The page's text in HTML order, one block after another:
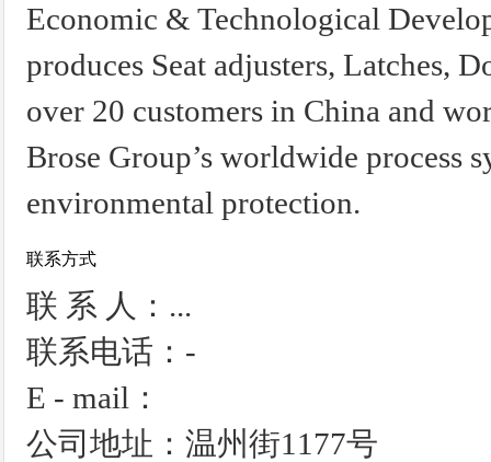
Economic & Technological
produces Seat adjusters, Latches,
over 20 customers in China and
Brose Group’s worldwide process
environmental protection.
联系方式
联 系 人：...
联系电话：-
E - mail：
公司地址：温州街1177号